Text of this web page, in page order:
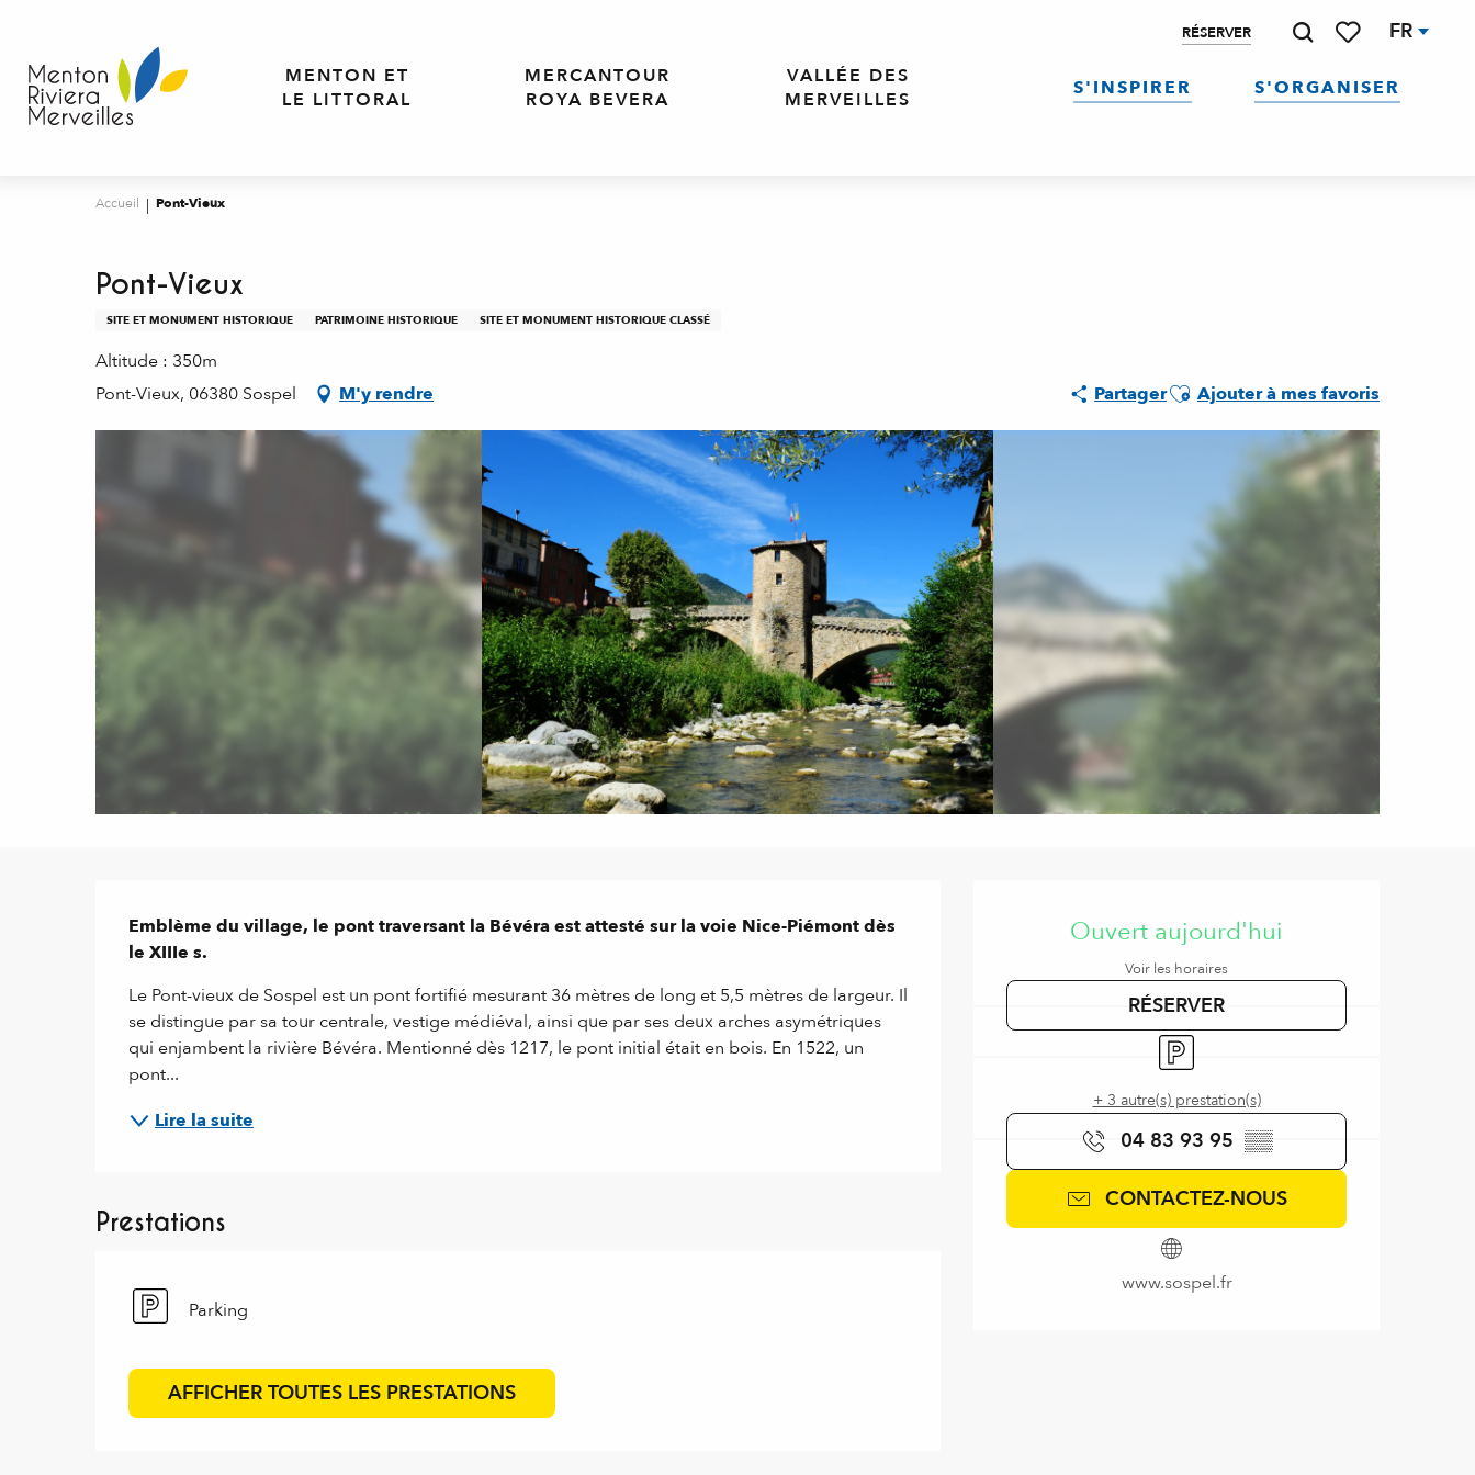
contenu
principal
RÉSERVER FR
MENTON ET
LE LITTORAL
MERCANTOUR
ROYA BEVERA
VALLÉE DES
MERVEILLES
S'INSPIRER S'ORGANISER
Accueil Pont-Vieux
Pont-Vieux
SITE ET MONUMENT HISTORIQUE PATRIMOINE HISTORIQUE SITE ET MONUMENT HISTORIQUE CLASSÉ
Altitude : 350m
Pont-Vieux, 06380 Sospel
M'y rendre PartagerAjouter aux favoris
Ajouter à mes favoris
Ouvert aujourd'hui
Voir les horaires
RÉSERVER
Parking
+ 3 autre(s) prestation(s)
04 83 93 95 ▒▒
CONTACTEZ-NOUS
www.sospel.fr
Description
Emblème du village, le pont traversant la Bévéra est attesté sur la voie Nice-Piémont dès
le XIIIe s.
Le Pont-vieux de Sospel est un pont fortifié mesurant 36 mètres de long et 5,5 mètres de largeur. Il
se distingue par sa tour centrale, vestige médiéval, ainsi que par ses deux arches asymétriques
qui enjambent la rivière Bévéra. Mentionné dès 1217, le pont initial était en bois. En 1522, un
pont...
Lire la suite
Prestations
Parking
AFFICHER TOUTES LES PRESTATIONS